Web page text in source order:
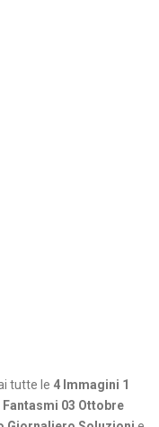
tutte le 4 Immagini 1
Fantasmi 03 Ottobre